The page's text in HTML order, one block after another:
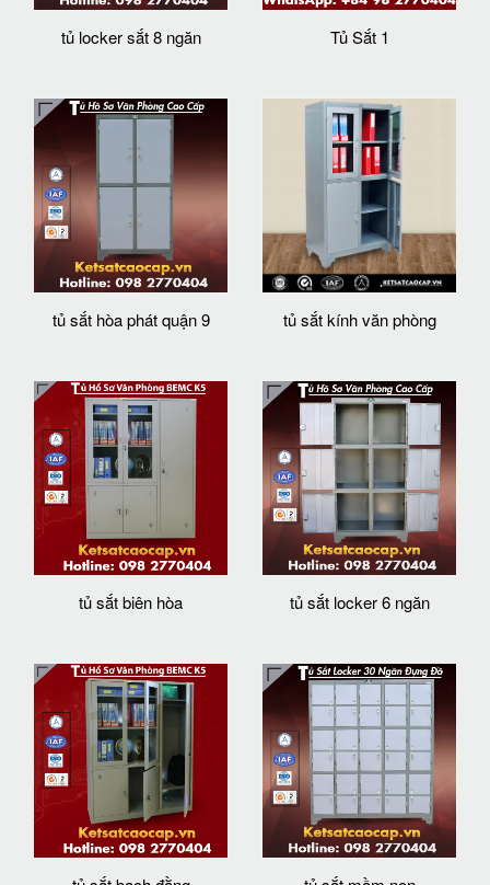
tủ locker sắt 8 ngăn Tủ Sắt 1
tủ sắt hòa phát quận 9 tủ sắt kính văn phòng
tủ sắt biên hòa tủ sắt locker 6 ngăn